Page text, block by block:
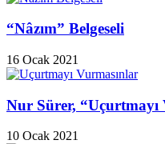
“Nâzım” Belgeseli
16 Ocak 2021
Nur Sürer, “Uçurtmayı
10 Ocak 2021